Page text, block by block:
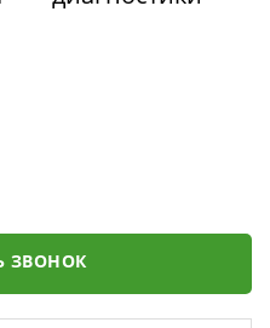
ЗВОНОК